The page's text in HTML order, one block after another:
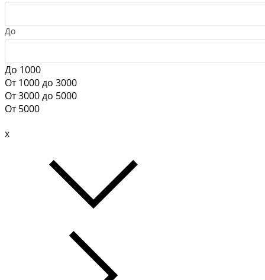
До
До 1000
От 1000 до 3000
От 3000 до 5000
От 5000
x